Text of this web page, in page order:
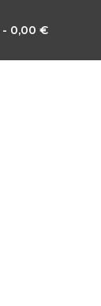
0,00 €